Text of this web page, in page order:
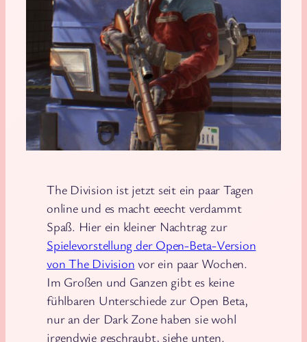
The Division ist jetzt seit ein paar Tagen
online und es macht eeecht verdammt
Spaß. Hier ein kleiner Nachtrag zur
Spielevorstellung der Open-Beta-Version
von The Division vor ein paar Wochen.
Im Großen und Ganzen gibt es keine
fühlbaren Unterschiede zur Open Beta,
nur an der Dark Zone haben sie wohl
irgendwie geschraubt, siehe unten.